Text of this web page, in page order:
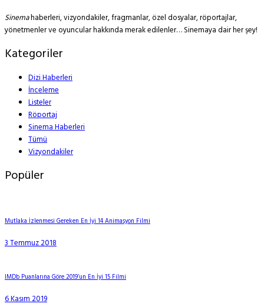
Sinemahaberleri, vizyondakiler, fragmanlar, özel dosyalar, röportajlar,
yönetmenler ve oyuncular hakkında merak edilenler… Sinemaya dair her şey!
Kategoriler
Dizi Haberleri
İnceleme
Listeler
Röportaj
Sinema Haberleri
Tümü
Vizyondakiler
Popüler
Mutlaka İzlenmesi Gereken En İyi 14 Animasyon Filmi
3 Temmuz 2018
IMDb Puanlarına Göre 2019’un En İyi 15 Filmi
6 Kasım 2019